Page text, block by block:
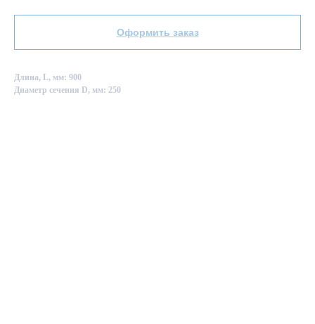
Оформить заказ
Длина, L, мм: 900
Диаметр сечения D, мм: 250